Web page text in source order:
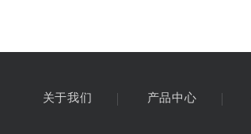
关于我们 产品中心